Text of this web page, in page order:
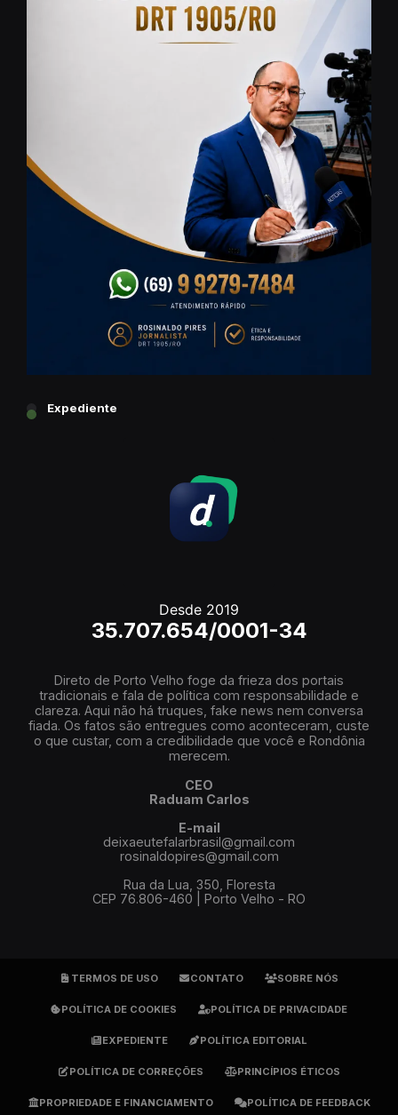
Expediente
Desde 2019
35.707.654/0001-34
Direto de Porto Velho foge da frieza dos portais
tradicionais e fala de política com responsabilidade e
clareza. Aqui não há truques, fake news nem conversa
fiada. Os fatos são entregues como aconteceram, custe
o que custar, com a credibilidade que você e Rondônia
merecem.
CEO
Raduam Carlos
E-mail
deixaeutefalarbrasil@gmail.com
rosinaldopires@gmail.com
Rua da Lua, 350, Floresta
CEP 76.806-460 | Porto Velho - RO
TERMOS DE USO CONTATO SOBRE NÓS
POLÍTICA DE COOKIES POLÍTICA DE PRIVACIDADE
EXPEDIENTE POLÍTICA EDITORIAL
POLÍTICA DE CORREÇÕES PRINCÍPIOS ÉTICOS
PROPRIEDADE E FINANCIAMENTO POLÍTICA DE FEEDBACK